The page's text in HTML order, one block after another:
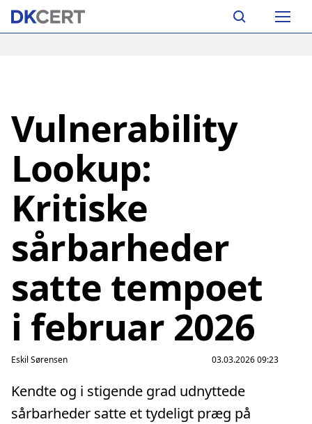
Skip
Main
Vulnerability
Lookup:
Kritiske
sårbarheder
satte tempoet
i februar 2026
Eskil Sørensen 03.03.2026 09:23
Kendte og i stigende grad udnyttede
sårbarheder satte et tydeligt præg på